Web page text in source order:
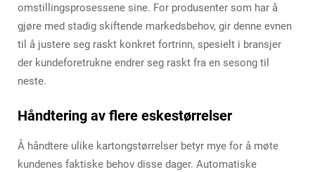
omstillingsprosessene sine. For produsenter som har å
gjøre med stadig skiftende markedsbehov, gir denne evnen
til å justere seg raskt konkret fortrinn, spesielt i bransjer
der kundeforetrukne endrer seg raskt fra en sesong til
neste.
Håndtering av flere eskestørrelser
Å håndtere ulike kartongstørrelser betyr mye for å møte
kundenes faktiske behov disse dager. Automatiske